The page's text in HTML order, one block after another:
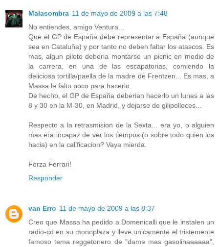
Malasombra 11 de mayo de 2009 a las 7:48
No entiendes, amigo Ventura...
Que el GP de España debe representar a España (aunque
sea en Cataluña) y por tanto no deben faltar los atascos. Es
mas, algun piloto deberia montarse un picnic en medio de
la carrera, en una de las escapatorias, comiendo la
deliciosa tortilla/paella de la madre de Frentzen... Es mas, a
Massa le falto poco para hacerlo.
De hecho, el GP de España deberian hacerlo un lunes a las
8 y 30 en la M-30, en Madrid, y dejarse de gilipolleces...
Respecto a la retrasmision de la Sexta... era yo, o alguien
mas era incapaz de ver los tiempos (o sobre todo quien los
hacia) en la calificacion? Vaya mierda.
Forza Ferrari!
Responder
van Erro 11 de mayo de 2009 a las 8:37
Creo que Massa ha pedido a Domenicalli que le instalen un
radio-cd en su monoplaza y lleve unicamente el tristemente
famoso tema reggetonero de "dame mas gasolinaaaaaa",